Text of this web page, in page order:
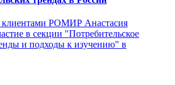
клиентами РОМИР Анастасия
в секции "Потребительское
и подходы к изучению" в